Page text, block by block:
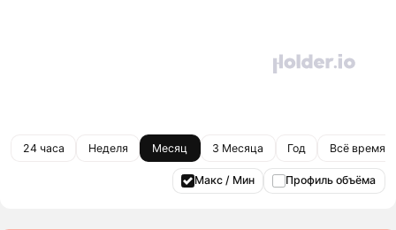
24 часа Неделя Месяц 3 Месяца Год Всё время
Макс / Мин Профиль объёма